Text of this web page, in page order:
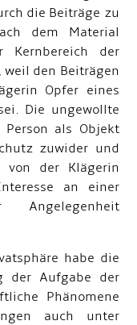
die Beiträge zu
dem Material
Kernbereich der
den Beiträgen
Opfer eines
Die ungewollte
als Objekt
zuwider und
von der Klägerin
an einer
habe die
der Aufgabe der
Phänomene
auch unter